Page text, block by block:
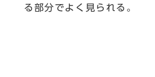
る部分でよく見られる。